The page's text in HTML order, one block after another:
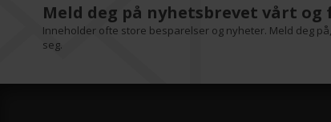
Meld deg på nyhetsbrevet vårt og
Inneholder ofte store besparelser og nyheter. Meld deg
seg.